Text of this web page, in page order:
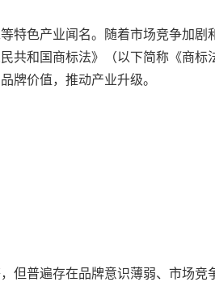
特色产业闻名。随着市场竞争加剧
共和国商标法》（以下简称《商标
牌价值，推动产业升级。
但普遍存在品牌意识薄弱、市场竞